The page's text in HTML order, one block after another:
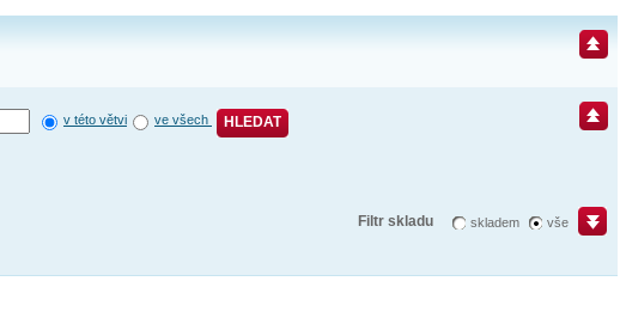
v této větvi ve všech HLEDAT
Filtr skladu skladem vše